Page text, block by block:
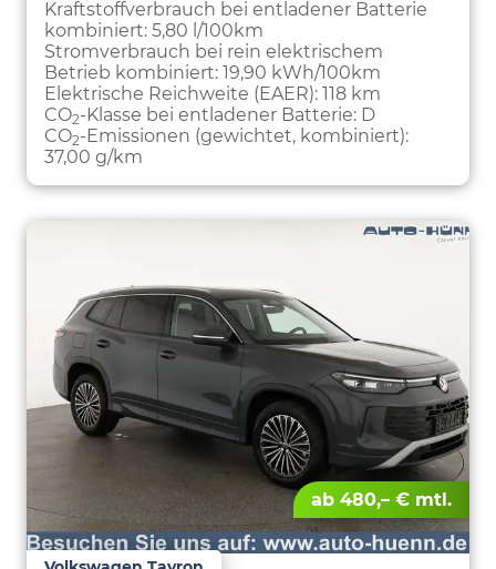
Kraftstoffverbrauch bei entladener Batterie
kombiniert: 5,80 l/100km
Stromverbrauch bei rein elektrischem
Betrieb kombiniert: 19,90 kWh/100km
Elektrische Reichweite (EAER): 118 km
CO2-Klasse bei entladener Batterie: D
CO2-Emissionen (gewichtet, kombiniert):
37,00 g/km
ab 480,– € mtl.